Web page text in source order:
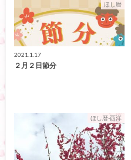
ほし暦
2021.1.17
２月２日節分
ほし暦-西洋